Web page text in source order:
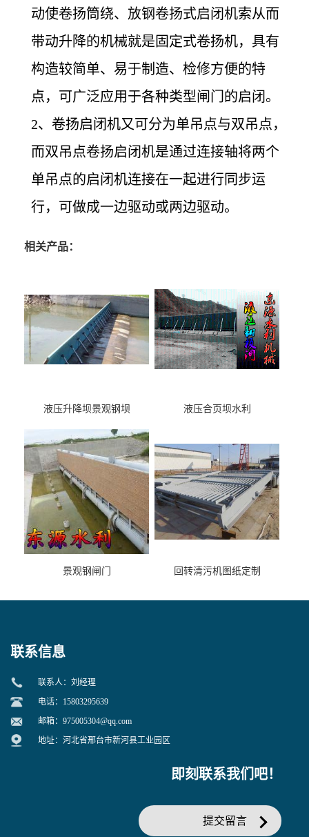
动使卷扬筒绕、放钢卷扬式启闭机索从而
带动升降的机械就是固定式卷扬机，具有
构造较简单、易于制造、检修方便的特
点，可广泛应用于各种类型闸门的启闭。
2、卷扬启闭机又可分为单吊点与双吊点，
而双吊点卷扬启闭机是通过连接轴将两个
单吊点的启闭机连接在一起进行同步运
行，可做成一边驱动或两边驱动。
相关产品：
液压升降坝景观钢坝 液压合页坝水利
景观钢闸门 回转清污机图纸定制
联系信息
联系人：刘经理
电话：15803295639
邮箱： 975005304@qq.com
地址：河北省邢台市新河县工业园区
即刻联系我们吧！
提交留言